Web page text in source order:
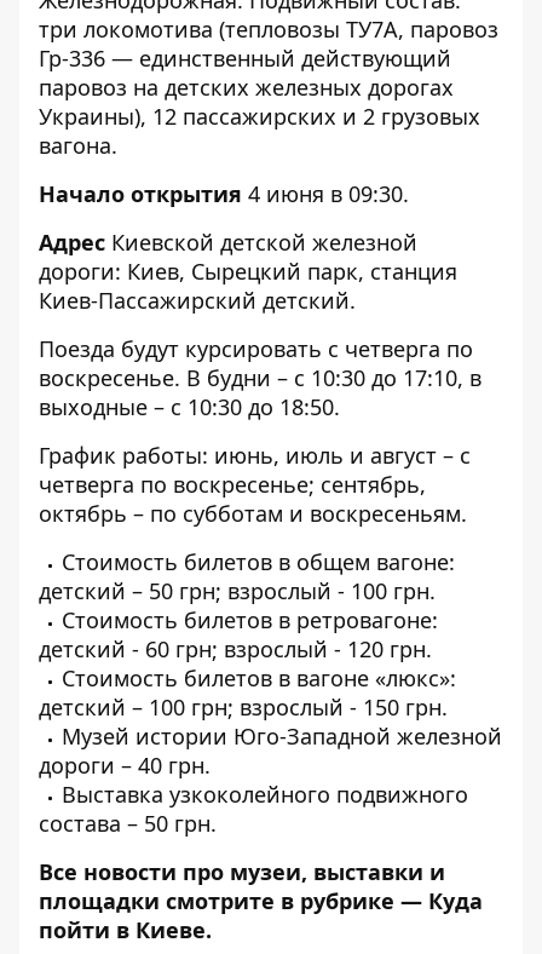
три локомотива (тепловозы ТУ7А, паровоз
Гр-336 — единственный действующий
паровоз на детских железных дорогах
Украины), 12 пассажирских и 2 грузовых
вагона.
Начало открытия 4 июня в 09:30.
Адрес Киевской детской железной
дороги: Киев, Сырецкий парк, станция
Киев-Пассажирский детский.
Поезда будут курсировать с четверга по
воскресенье. В будни – с 10:30 до 17:10, в
выходные – с 10:30 до 18:50.
График работы: июнь, июль и август – с
четверга по воскресенье; сентябрь,
октябрь – по субботам и воскресеньям.
Стоимость билетов в общем вагоне:
детский – 50 грн; взрослый - 100 грн.
Стоимость билетов в ретровагоне:
детский - 60 грн; взрослый - 120 грн.
Стоимость билетов в вагоне «люкс»:
детский – 100 грн; взрослый - 150 грн.
Музей истории Юго-Западной железной
дороги – 40 грн.
Выставка узкоколейного подвижного
состава – 50 грн.
Все новости про музеи, выставки и
площадки смотрите в рубрике — Куда
пойти в Киеве.